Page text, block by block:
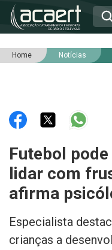
HOME
RNA
NOTÍCIAS
SERVIÇOS
INTEGRIDADE
Home Notícias
Futebol
lidar com
afirma
Especialista
crianças a